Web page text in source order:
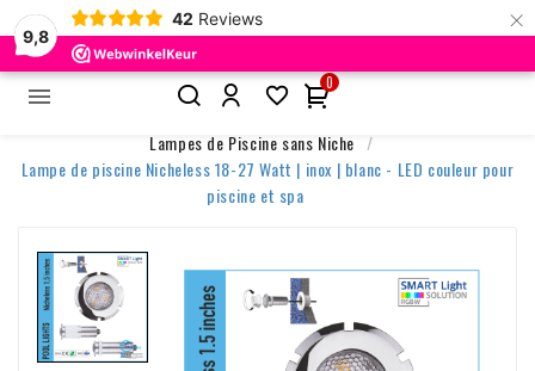
9,8
42 Reviews ×
 
0
Accueil
Éclairage de Piscine
Lampes de Piscine sans Niche
Lampe de piscine Nicheless 18-27 Watt | inox | blanc - LED couleur pour
piscine et spa